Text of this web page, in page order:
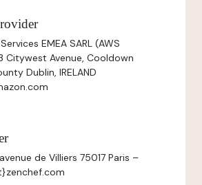
EMEA SARL (AWS
Citywest Avenue, Cooldown
Dublin, IRELAND
de Villiers 75017 Paris –